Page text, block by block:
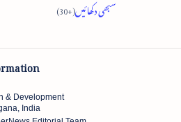
& Development
India